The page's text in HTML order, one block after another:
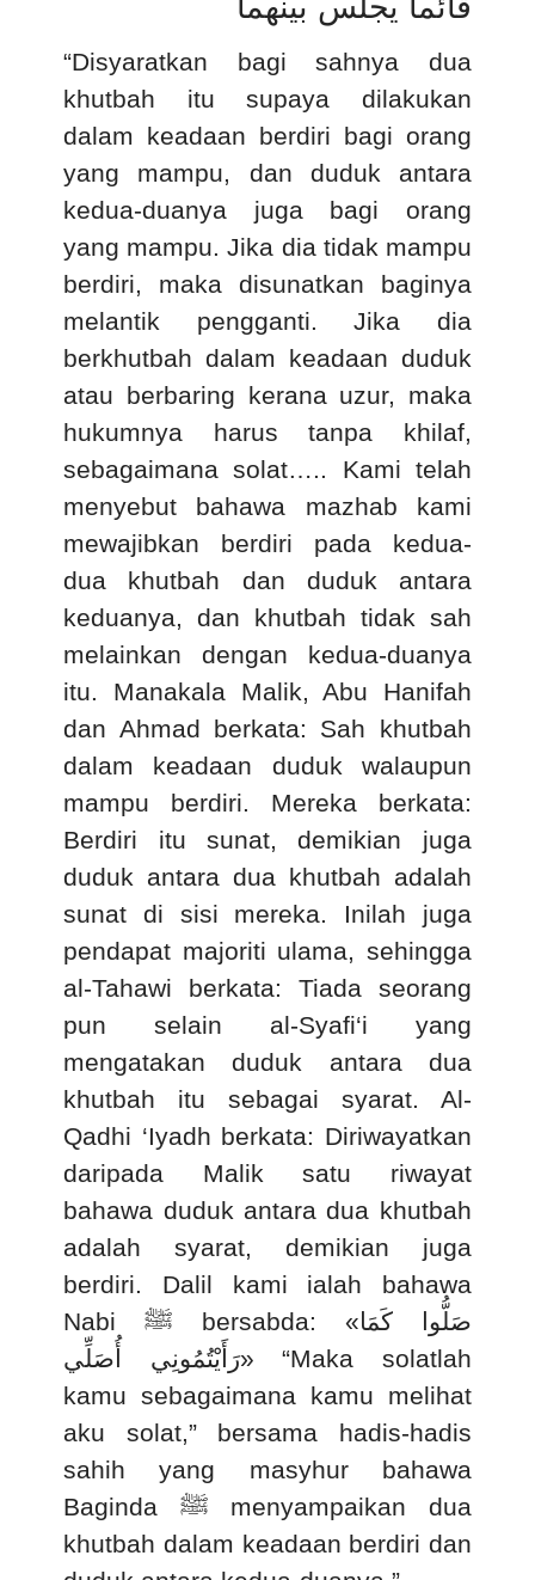
قائما يجلس بينهما
“Disyaratkan bagi sahnya dua
khutbah itu supaya dilakukan
dalam keadaan berdiri bagi orang
yang mampu, dan duduk antara
kedua-duanya juga bagi orang
yang mampu. Jika dia tidak mampu
berdiri, maka disunatkan baginya
melantik pengganti. Jika dia
berkhutbah dalam keadaan duduk
atau berbaring kerana uzur, maka
hukumnya harus tanpa khilaf,
sebagaimana solat….. Kami telah
menyebut bahawa mazhab kami
mewajibkan berdiri pada kedua-
dua khutbah dan duduk antara
keduanya, dan khutbah tidak sah
melainkan dengan kedua-duanya
itu. Manakala Malik, Abu Hanifah
dan Ahmad berkata: Sah khutbah
dalam keadaan duduk walaupun
mampu berdiri. Mereka berkata:
Berdiri itu sunat, demikian juga
duduk antara dua khutbah adalah
sunat di sisi mereka. Inilah juga
pendapat majoriti ulama, sehingga
al-Tahawi berkata: Tiada seorang
pun selain al-Syafi‘i yang
mengatakan duduk antara dua
khutbah itu sebagai syarat. Al-
Qadhi ‘Iyadh berkata: Diriwayatkan
daripada Malik satu riwayat
bahawa duduk antara dua khutbah
adalah syarat, demikian juga
berdiri. Dalil kami ialah bahawa
Nabiﷺ bersabda: «صَلُّوا كَمَا
رَأَيْتُمُونِي أُصَلِّي» “Maka solatlah
kamu sebagaimana kamu melihat
aku solat,” bersama hadis-hadis
sahih yang masyhur bahawa
Baginda ﷺ menyampaikan dua
khutbah dalam keadaan berdiri dan